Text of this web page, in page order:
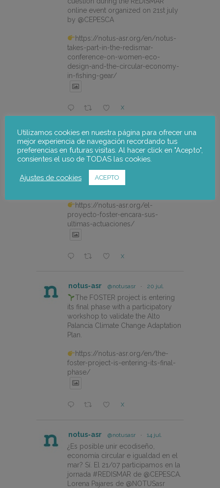
online event organized on 21st july
by @CEPESCA
https://notus-asr.org/en/notus-
takes-part-in-the-redismar-
conference-on-women-eco-
design-and-the-circular-economy-
in-fishing-gear/
X
notus-asr @notusasr 22 jul.
El proyecto FOSTER encara sus
últimas actuaciones con la jornada
de Adaptación al Cambio Climático
del Alto Palancia.
https://notus-asr.org/el-
proyecto-foster-encara-sus-
ultimas-actuaciones/
X
notus-asr @notusasr · 20 jul.
The FOSTER project is entering
its final phase with a participatory
workshop to validate the Alto
Palancia Climate Change Adaptation
Plan.
https://notus-asr.org/en/the-
foster-project-is-entering-its-final-
phase/
X
notus-asr @notusasr · 14 jul.
¿Es posible unir ecodiseño,
economía circular e igualdad en el
mar? Sí. El 21/07 participamos en la
jornada #REDISMAR de @CEPESCA.
Lorena Pajares de @NOTUSasr
Utilizamos cookies en nuestra página para ofrecer una
mejor experiencia de navegación recordando tus
preferencias en futuras visitas. Al hacer click en "Acepto",
consientes el uso de TODAS las cookies.
Ajustes de cookies ACEPTO